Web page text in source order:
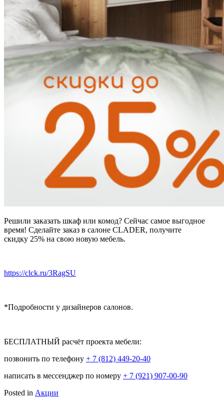
Решили заказать шкаф или комод? Сейчас самое выгодное
время! Сделайте заказ в салоне CLADER, получите
скидку 25% на свою новую мебель.
https://clck.ru/3RagSU
*Подробности у дизайнеров салонов.
БЕСПЛАТНЫЙ расчёт проекта мебели:
позвонить по телефону + 7 (812) 449-20-40
написать в мессенджер по номеру + 7 (921) 907-00-90
Posted in Акции